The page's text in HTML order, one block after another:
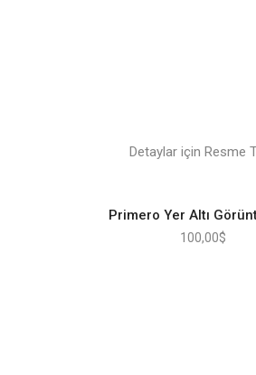
Detaylar için Resme
Primero Yer Altı
100,00$